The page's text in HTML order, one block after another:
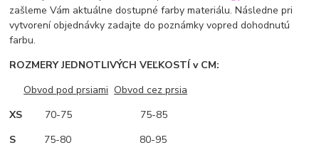
zašleme Vám aktuálne dostupné farby materiálu. Následne pri
vytvorení objednávky zadajte do poznámky vopred dohodnutú
farbu.
ROZMERY JEDNOTLIVÝCH VEĽKOSTÍ v CM:
Obvod pod prsiami Obvod cez prsia
XS 70-75 75-85
S 75-80 80-95